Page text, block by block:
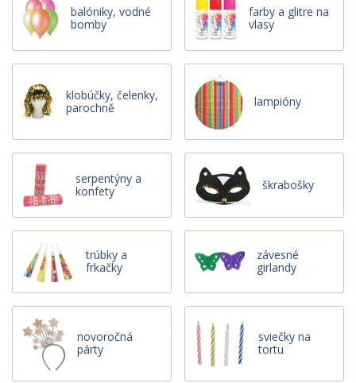
balóniky, vodné
bomby
farby a glitre na
vlasy
klobúčky, čelenky,
parochně
lampióny
serpentýny a
konfety
škrabošky
trúbky a
frkačky
závesné
girlandy
novoročná
párty
sviečky na
tortu